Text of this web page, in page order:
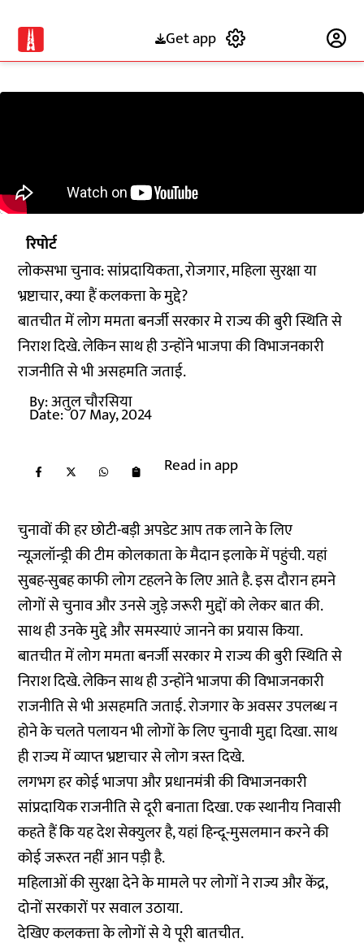
Get app
रिपोर्ट
लोकसभा चुनाव: सांप्रदायिकता, रोजगार, महिला सुरक्षा या
भ्रष्टाचार, क्या हैं कलकत्ता के मुद्दे?
बातचीत में लोग ममता बनर्जी सरकार मे राज्य की बुरी स्थिति से
निराश दिखे. लेकिन साथ ही उन्होंने भाजपा की विभाजनकारी
राजनीति से भी असहमति जताई.
By:अतुल चौरसिया
Date: 07 May, 2024
Read in app
चुनावों की हर छोटी-बड़ी अपडेट आप तक लाने के लिए
न्यूज़लॉन्ड्री की टीम कोलकाता के मैदान इलाके में पहुंची. यहां
सुबह-सुबह काफी लोग टहलने के लिए आते है. इस दौरान हमने
लोगों से चुनाव और उनसे जुड़े जरूरी मुद्दों को लेकर बात की.
साथ ही उनके मुद्दे और समस्याएं जानने का प्रयास किया.
बातचीत में लोग ममता बनर्जी सरकार मे राज्य की बुरी स्थिति से
निराश दिखे. लेकिन साथ ही उन्होंने भाजपा की विभाजनकारी
राजनीति से भी असहमति जताई. रोजगार के अवसर उपलब्ध न
होने के चलते पलायन भी लोगों के लिए चुनावी मुद्दा दिखा. साथ
ही राज्य में व्याप्त भ्रष्टाचार से लोग त्रस्त दिखे.
लगभग हर कोई भाजपा और प्रधानमंत्री की विभाजनकारी
सांप्रदायिक राजनीति से दूरी बनाता दिखा. एक स्थानीय निवासी
कहते हैं कि यह देश सेक्युलर है, यहां हिन्दू-मुसलमान करने की
कोई जरूरत नहीं आन पड़ी है.
महिलाओं की सुरक्षा देने के मामले पर लोगों ने राज्य और केंद्र,
दोनों सरकारों पर सवाल उठाया.
देखिए कलकत्ता के लोगों से ये पूरी बातचीत.